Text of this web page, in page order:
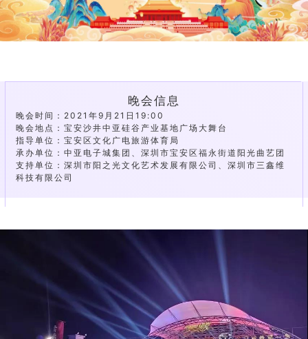
晚会信息
晚会时间：2021年9月21日19:00
晚会地点：宝安沙井中亚硅谷产业基地广场大舞台
指导单位：宝安区文化广电旅游体育局
承办单位：中亚电子城集团、深圳市宝安区福永街道阳光曲艺团
支持单位：深圳市阳之光文化艺术发展有限公司、深圳市三鑫维
科技有限公司